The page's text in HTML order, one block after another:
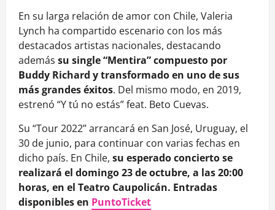
En su larga relación de amor con Chile, Valeria
Lynch ha compartido escenario con los más
destacados artistas nacionales, destacando
además su single “Mentira” compuesto por
Buddy Richard y transformado en uno de sus
más grandes éxitos. Del mismo modo, en 2019,
estrenó “Y tú no estás” feat. Beto Cuevas.
Su “Tour 2022” arrancará en San José, Uruguay, el
30 de junio, para continuar con varias fechas en
dicho país. En Chile, su esperado concierto se
realizará el domingo 23 de octubre, a las 20:00
horas, en el Teatro Caupolicán. Entradas
disponibles en PuntoTicket